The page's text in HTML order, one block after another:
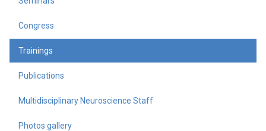
Congress
Trainings
Publications
Multidisciplinary Neuroscience Staff
Photos gallery